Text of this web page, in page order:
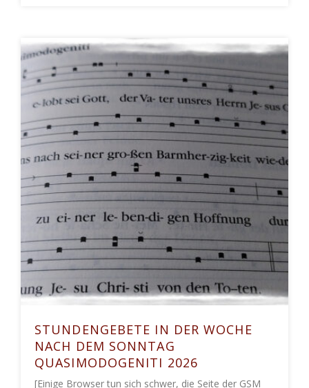
STUNDENGEBETE IN DER WOCHE
NACH DEM SONNTAG
QUASIMODOGENITI 2026
[Einige Browser tun sich schwer, die Seite der GSM